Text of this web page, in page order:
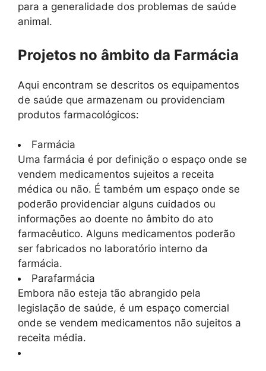
para a generalidade dos problemas de saúde
animal.
Projetos no âmbito da Farmácia
Aqui encontram se descritos os equipamentos
de saúde que armazenam ou providenciam
produtos farmacológicos:
Farmácia
Uma farmácia é por definição o espaço onde se
vendem medicamentos sujeitos a receita
médica ou não. É também um espaço onde se
poderão providenciar alguns cuidados ou
informações ao doente no âmbito do ato
farmacêutico. Alguns medicamentos poderão
ser fabricados no laboratório interno da
farmácia.
Parafarmácia
Embora não esteja tão abrangido pela
legislação de saúde, é um espaço comercial
onde se vendem medicamentos não sujeitos a
receita média.